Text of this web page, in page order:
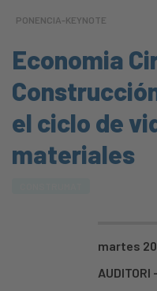
PONENCIA-KEYNOTE
Economia
el ciclo de
materiales
martes
AUDITORI